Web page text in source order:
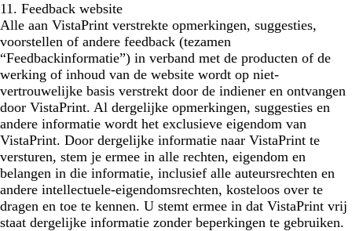
11. Feedback website
Alle aan VistaPrint verstrekte opmerkingen, suggesties,
voorstellen of andere feedback (tezamen
“Feedbackinformatie”) in verband met de producten of de
werking of inhoud van de website wordt op niet-
vertrouwelijke basis verstrekt door de indiener en ontvangen
door VistaPrint. Al dergelijke opmerkingen, suggesties en
andere informatie wordt het exclusieve eigendom van
VistaPrint. Door dergelijke informatie naar VistaPrint te
versturen, stem je ermee in alle rechten, eigendom en
belangen in die informatie, inclusief alle auteursrechten en
andere intellectuele-eigendomsrechten, kosteloos over te
dragen en toe te kennen. U stemt ermee in dat VistaPrint vrij
staat dergelijke informatie zonder beperkingen te gebruiken.